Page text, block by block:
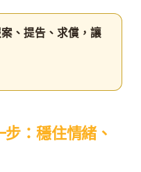
、提告、求償，讓
：穩住情緒、